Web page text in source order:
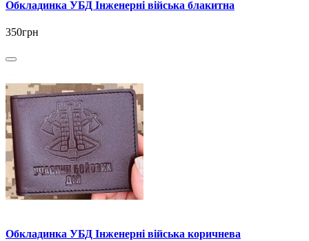
Обкладинка УБД Інженерні війська блакитна
350грн
Обкладинка УБД Інженерні війська коричнева